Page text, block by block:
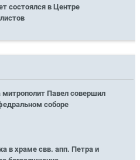
состоялся в Центре
митрополит Павел совершил
соборе
в храме свв. апп. Петра и